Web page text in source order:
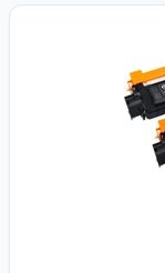
Producten